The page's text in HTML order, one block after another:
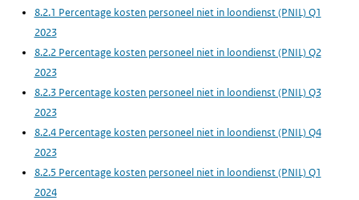
8.2.1 Percentage kosten personeel niet in loondienst (PNIL) Q1
2023
8.2.2 Percentage kosten personeel niet in loondienst (PNIL) Q2
2023
8.2.3 Percentage kosten personeel niet in loondienst (PNIL) Q3
2023
8.2.4 Percentage kosten personeel niet in loondienst (PNIL) Q4
2023
8.2.5 Percentage kosten personeel niet in loondienst (PNIL) Q1
2024